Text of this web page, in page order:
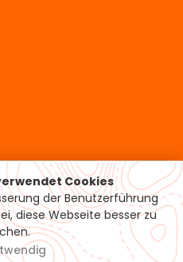
Cookies
der Benutzerführung
diese Webseite besser zu